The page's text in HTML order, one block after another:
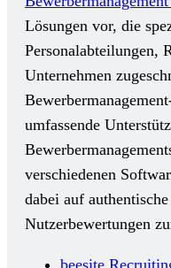
Lösungen vor, die
Personalabteilungen,
Unternehmen
umfassende
verschiedenen
dabei auf
Nutzerbewertungen
beesite